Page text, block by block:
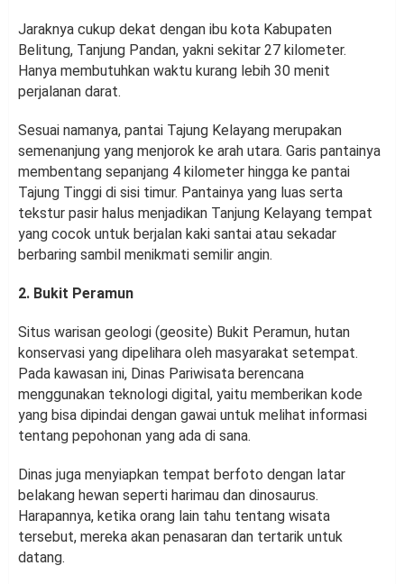
Jaraknya cukup dekat dengan ibu kota Kabupaten
Belitung, Tanjung Pandan, yakni sekitar 27 kilometer.
Hanya membutuhkan waktu kurang lebih 30 menit
perjalanan darat.
Sesuai namanya, pantai Tajung Kelayang merupakan
semenanjung yang menjorok ke arah utara. Garis pantainya
membentang sepanjang 4 kilometer hingga ke pantai
Tajung Tinggi di sisi timur. Pantainya yang luas serta
tekstur pasir halus menjadikan Tanjung Kelayang tempat
yang cocok untuk berjalan kaki santai atau sekadar
berbaring sambil menikmati semilir angin.
2. Bukit Peramun
Situs warisan geologi (geosite) Bukit Peramun, hutan
konservasi yang dipelihara oleh masyarakat setempat.
Pada kawasan ini, Dinas Pariwisata berencana
menggunakan teknologi digital, yaitu memberikan kode
yang bisa dipindai dengan gawai untuk melihat informasi
tentang pepohonan yang ada di sana.
Dinas juga menyiapkan tempat berfoto dengan latar
belakang hewan seperti harimau dan dinosaurus.
Harapannya, ketika orang lain tahu tentang wisata
tersebut, mereka akan penasaran dan tertarik untuk
datang.